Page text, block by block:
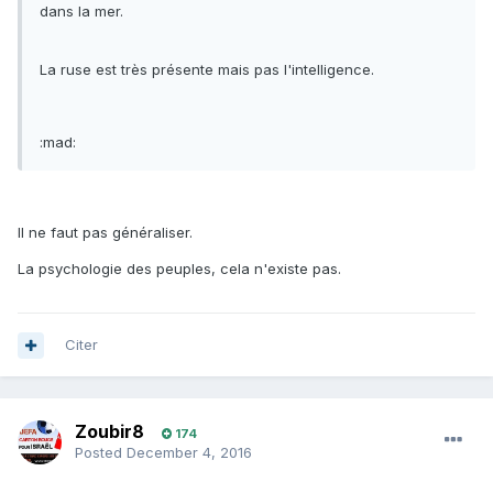
dans la mer.
La ruse est très présente mais pas l'intelligence.
:mad:
Il ne faut pas généraliser.
La psychologie des peuples, cela n'existe pas.
Citer
Zoubir8 174
Posted December 4, 2016